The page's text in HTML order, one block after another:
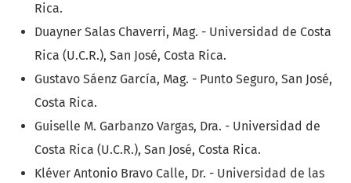
Rica.
Duayner Salas Chaverri, Mag. - Universidad de Costa
Rica (U.C.R.), San José, Costa Rica.
Gustavo Sáenz García, Mag. - Punto Seguro, San José,
Costa Rica.
Guiselle M. Garbanzo Vargas, Dra. - Universidad de
Costa Rica (U.C.R.), San José, Costa Rica.
Kléver Antonio Bravo Calle, Dr. - Universidad de las